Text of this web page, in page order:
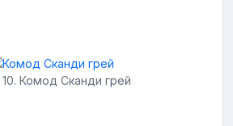
Комод Сканди грей